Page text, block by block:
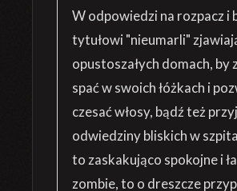
W odpowiedzi na rozpacz i
tytułowi "nieumarli"
opustoszałych domach, by
spać w swoich łóżkach i
czesać włosy, bądź też
odwiedziny bliskich w
to zaskakująco spokojne i
zombie, to o dreszcze